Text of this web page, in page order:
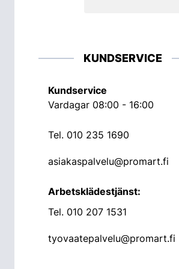
KUNDSERVICE
Kundservice
Vardagar 08:00 - 16:00
Tel. 010 235 1690
asiakaspalvelu@promart.fi
Arbetsklädestjänst:
Tel. 010 207 1531
tyovaatepalvelu@promart.fi